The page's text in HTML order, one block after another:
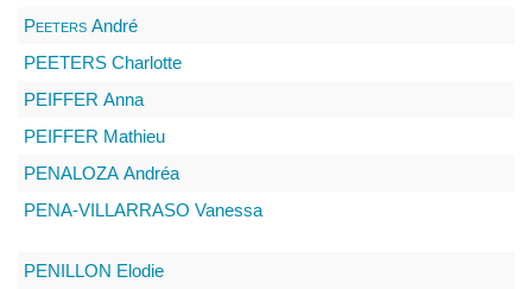
Peeters André
PEETERS Charlotte
PEIFFER Anna
PEIFFER Mathieu
PENALOZA Andréa
PENA-VILLARRASO Vanessa
PENILLON Elodie